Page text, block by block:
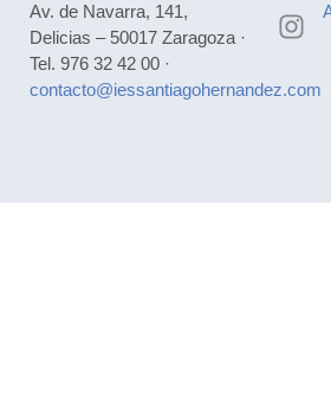
Av. de Navarra, 141,
Delicias – 50017 Zaragoza ·
Tel. 976 32 42 00 ·
contacto@iessantiagohernandez.com